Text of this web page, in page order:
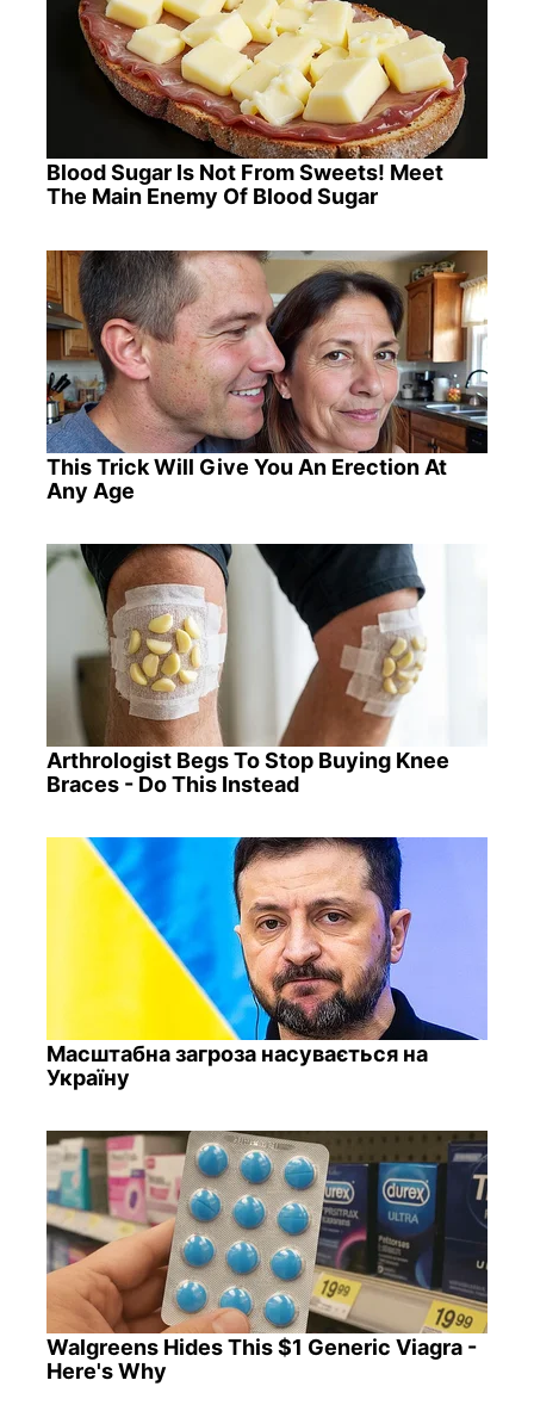
Blood Sugar Is Not From Sweets! Meet
The Main Enemy Of Blood Sugar
This Trick Will Give You An Erection At
Any Age
Arthrologist Begs To Stop Buying Knee
Braces - Do This Instead
Масштабна загроза насувається на
Україну
Walgreens Hides This $1 Generic Viagra -
Here's Why